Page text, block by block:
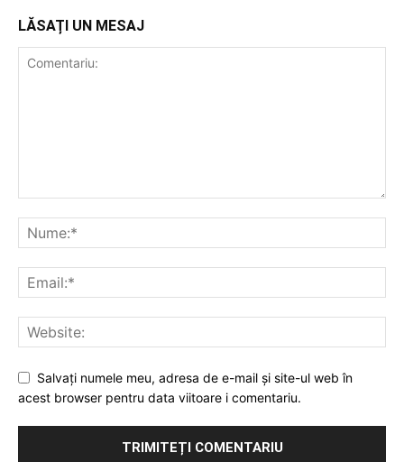
LĂSAȚI UN MESAJ
Salvați numele meu, adresa de e-mail și site-ul web în
acest browser pentru data viitoare i comentariu.